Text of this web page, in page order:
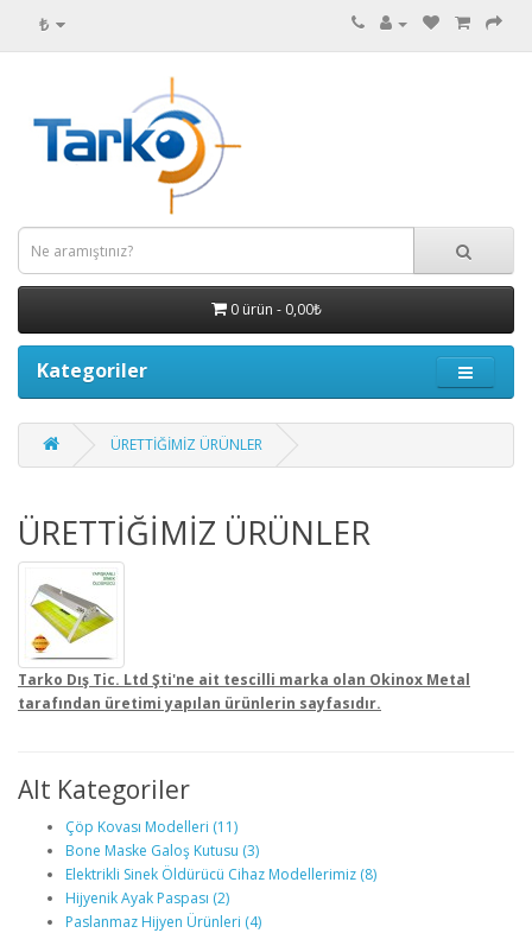
₺
0 ürün - 0,00₺
Kategoriler
ÜRETTİĞİMİZ ÜRÜNLER
ÜRETTİĞİMİZ ÜRÜNLER
Tarko Dış Tic. Ltd Şti'ne ait tescilli marka olan Okinox Metal
tarafından üretimi yapılan ürünlerin sayfasıdır.
Alt Kategoriler
Çöp Kovası Modelleri (11)
Bone Maske Galoş Kutusu (3)
Elektrikli Sinek Öldürücü Cihaz Modellerimiz (8)
Hijyenik Ayak Paspası (2)
Paslanmaz Hijyen Ürünleri (4)